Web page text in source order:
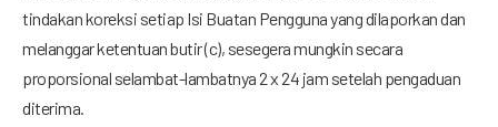
tindakan koreksi setiap Isi Buatan Pengguna yang dilaporkan dan
melanggar ketentuan butir (c), sesegera mungkin secara
proporsional selambat-lambatnya 2 x 24 jam setelah pengaduan
diterima.